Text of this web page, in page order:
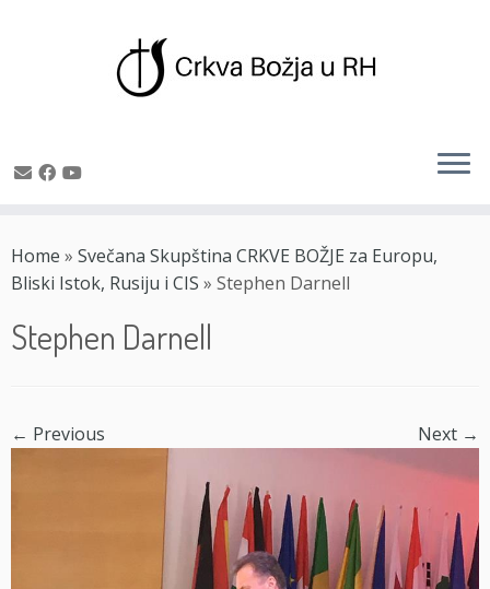
to
content
Home » Svečana Skupština CRKVE BOŽJE za Europu,
Bliski Istok, Rusiju i CIS » Stephen Darnell
Stephen Darnell
← Previous Next →